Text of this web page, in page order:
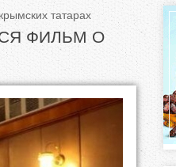
татарах
ФИЛЬМ О